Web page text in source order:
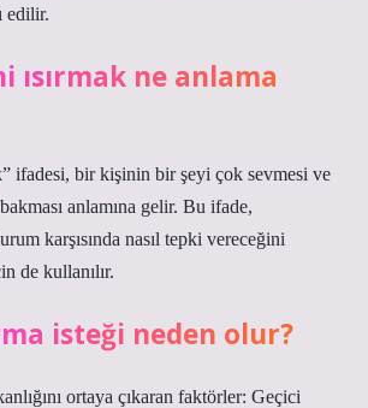
edilir.
ısırmak ne anlama
ifadesi, bir kişinin bir şeyi çok sevmesi ve
anlamına gelir. Bu ifade,
karşısında nasıl tepki vereceğini
de kullanılır.
isteği neden olur?
ortaya çıkaran faktörler: Geçici